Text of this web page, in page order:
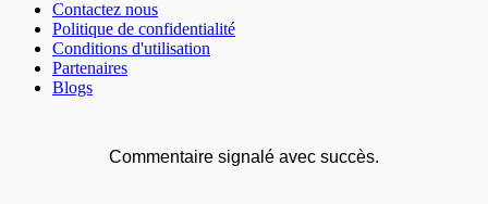
Contactez nous
Politique de confidentialité
Conditions d'utilisation
Partenaires
Blogs
Commentaire signalé avec succès.